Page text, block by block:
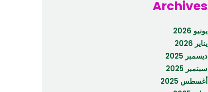
Archives
يونيو 2026
يناير 2026
ديسمبر 2025
سبتمبر 2025
أغسطس 2025